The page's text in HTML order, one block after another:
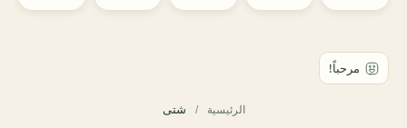
الرئيسية شتى